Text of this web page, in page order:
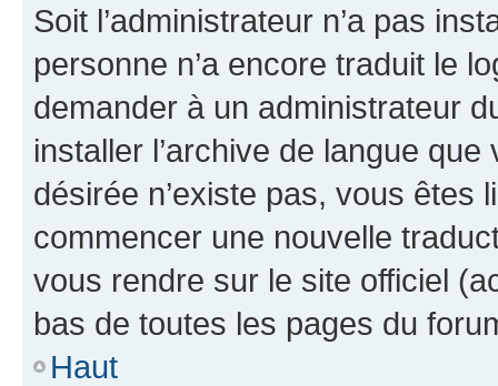
Soit l’administrateur n’a pas
personne n’a encore traduit le
demander à un administrateur
installer l’archive de langue
désirée n’existe pas, vous êtes
commencer une nouvelle
vous rendre sur le site officiel
bas de toutes les pages du
Haut